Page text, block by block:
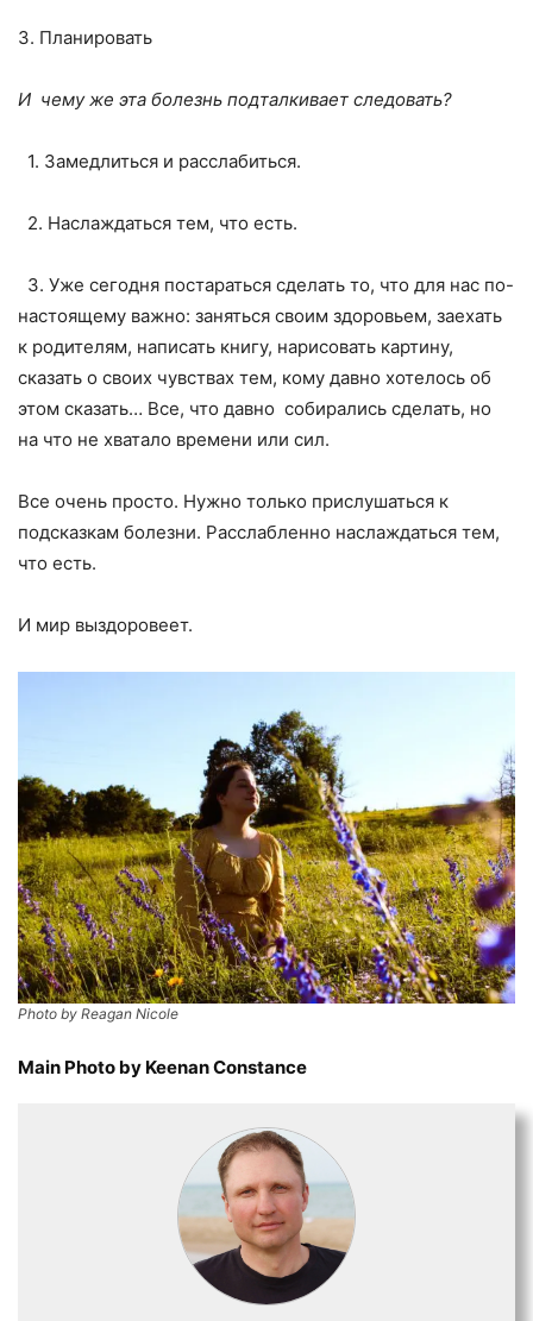
3. Планировать
И чему же эта болезнь подталкивает следовать?
1. Замедлиться и расслабиться.
2. Наслаждаться тем, что есть.
3. Уже сегодня постараться сделать то, что для нас по-
настоящему важно: заняться своим здоровьем, заехать
к родителям, написать книгу, нарисовать картину,
сказать о своих чувствах тем, кому давно хотелось об
этом сказать… Все, что давно собирались сделать, но
на что не хватало времени или сил.
Все очень просто. Нужно только прислушаться к
подсказкам болезни. Расслабленно наслаждаться тем,
что есть.
И мир выздоровеет.
Photo by Reagan Nicole
Main Photo by Keenan Constance